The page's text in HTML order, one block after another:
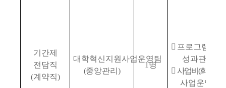
기간제
전담직
(계약직)
대학혁신지원사업운영팀
(중앙관리 )
1명
 프로그램 기
성과관리
 사업비 (회계
사업운영팀